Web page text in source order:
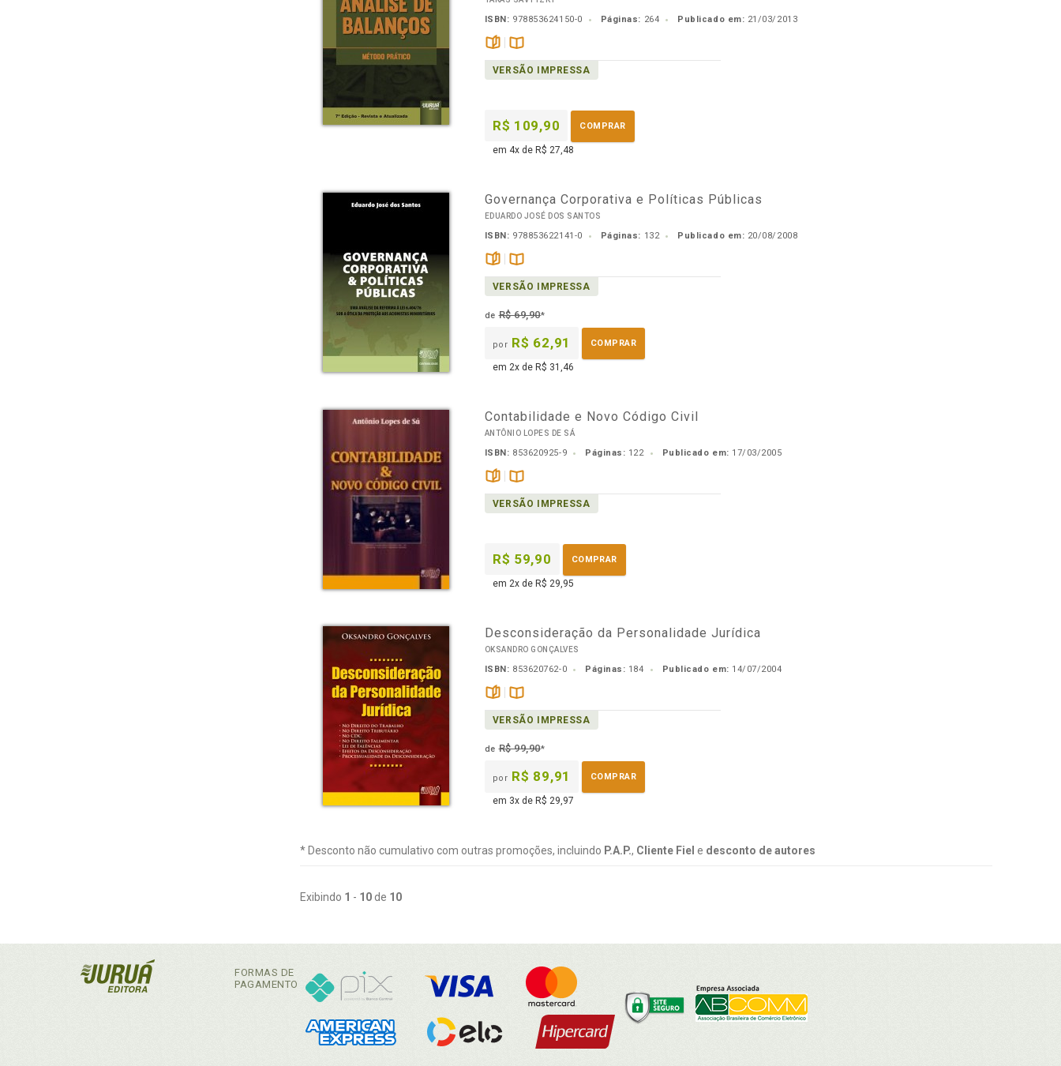
ISBN: 978853624150-0 Páginas: 264 Publicado em: 21/03/2013
páginasDisponível
na
VERSÃO IMPRESSA
R$ 109,90 COMPRAR
em 4x de R$ 27,48
Governança Corporativa e Políticas Públicas
EDUARDO JOSÉ DOS SANTOS
ISBN: 978853622141-0 Páginas: 132 Publicado em: 20/08/2008
páginasDisponível
na
VERSÃO IMPRESSA
deR$ 69,90*
por R$ 62,91 COMPRAR
em 2x de R$ 31,46
Contabilidade e Novo Código Civil
ANTÔNIO LOPES DE SÁ
ISBN: 853620925-9 Páginas: 122 Publicado em: 17/03/2005
páginasDisponível
na
VERSÃO IMPRESSA
R$ 59,90 COMPRAR
em 2x de R$ 29,95
Desconsideração da Personalidade Jurídica
OKSANDRO GONÇALVES
ISBN: 853620762-0 Páginas: 184 Publicado em: 14/07/2004
páginasDisponível
na
VERSÃO IMPRESSA
deR$ 99,90*
por R$ 89,91 COMPRAR
em 3x de R$ 29,97
* Desconto não cumulativo com outras promoções, incluindo P.A.P., Cliente Fiel e desconto de autores
Exibindo 1 - 10de 10
FORMAS DE
PAGAMENTO